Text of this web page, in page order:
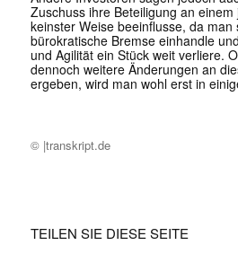
Zuschuss ihre Beteiligung an
keinster Weise beeinflusse, da man
bürokratische Bremse einhandle
und Agilität ein Stück weit verliere.
dennoch weitere Änderungen an
ergeben, wird man wohl erst in
© |transkript.de
TEILEN SIE DIESE SEITE